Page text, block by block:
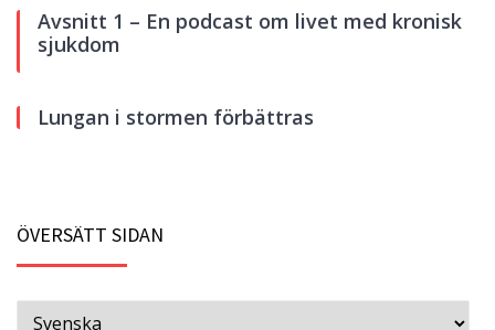
Avsnitt 1 – En podcast om livet med kronisk
sjukdom
Lungan i stormen förbättras
ÖVERSÄTT SIDAN